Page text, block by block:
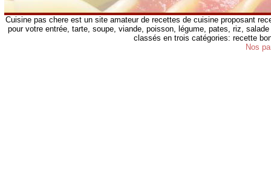
Cuisine pas chere est un site amateur de recettes de cuisine proposant
pour votre entrée, tarte, soupe, viande, poisson, légume, pates, riz,
classés en trois catégories: recette
Nos